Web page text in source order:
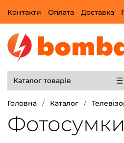
Контакти Оплата Доставка
Каталог товарів
Головна / Каталог /